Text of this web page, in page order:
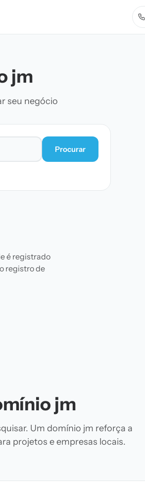
jm
seu negócio
Procurar
é registrado
registro de
jm
Um domínio jm reforça a
projetos e empresas locais.